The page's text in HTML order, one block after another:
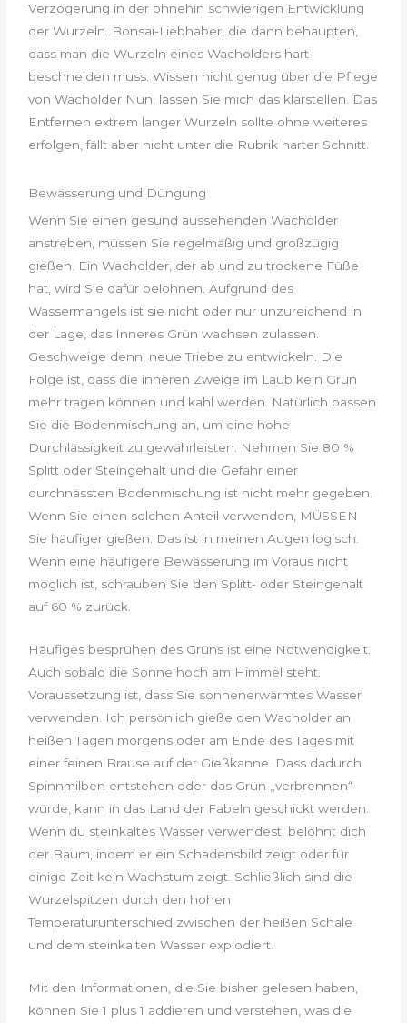
Verzögerung in der ohnehin schwierigen Entwicklung
der Wurzeln. Bonsai-Liebhaber, die dann behaupten,
dass man die Wurzeln eines Wacholders hart
beschneiden muss. Wissen nicht genug über die Pflege
von Wacholder Nun, lassen Sie mich das klarstellen. Das
Entfernen extrem langer Wurzeln sollte ohne weiteres
erfolgen, fällt aber nicht unter die Rubrik harter Schnitt.
Bewässerung und Düngung
Wenn Sie einen gesund aussehenden Wacholder
anstreben, müssen Sie regelmäßig und großzügig
gießen. Ein Wacholder, der ab und zu trockene Füße
hat, wird Sie dafür belohnen. Aufgrund des
Wassermangels ist sie nicht oder nur unzureichend in
der Lage, das Inneres Grün wachsen zulassen.
Geschweige denn, neue Triebe zu entwickeln. Die
Folge ist, dass die inneren Zweige im Laub kein Grün
mehr tragen können und kahl werden. Natürlich passen
Sie die Bodenmischung an, um eine hohe
Durchlässigkeit zu gewährleisten. Nehmen Sie 80 %
Splitt oder Steingehalt und die Gefahr einer
durchnässten Bodenmischung ist nicht mehr gegeben.
Wenn Sie einen solchen Anteil verwenden, MÜSSEN
Sie häufiger gießen. Das ist in meinen Augen logisch.
Wenn eine häufigere Bewässerung im Voraus nicht
möglich ist, schrauben Sie den Splitt- oder Steingehalt
auf 60 % zurück.
Häufiges besprühen des Grüns ist eine Notwendigkeit.
Auch sobald die Sonne hoch am Himmel steht.
Voraussetzung ist, dass Sie sonnenerwärmtes Wasser
verwenden. Ich persönlich gieße den Wacholder an
heißen Tagen morgens oder am Ende des Tages mit
einer feinen Brause auf der Gießkanne. Dass dadurch
Spinnmilben entstehen oder das Grün „verbrennen“
würde, kann in das Land der Fabeln geschickt werden.
Wenn du steinkaltes Wasser verwendest, belohnt dich
der Baum, indem er ein Schadensbild zeigt oder für
einige Zeit kein Wachstum zeigt. Schließlich sind die
Wurzelspitzen durch den hohen
Temperaturunterschied zwischen der heißen Schale
und dem steinkalten Wasser explodiert.
Mit den Informationen, die Sie bisher gelesen haben,
können Sie 1 plus 1 addieren und verstehen, was die